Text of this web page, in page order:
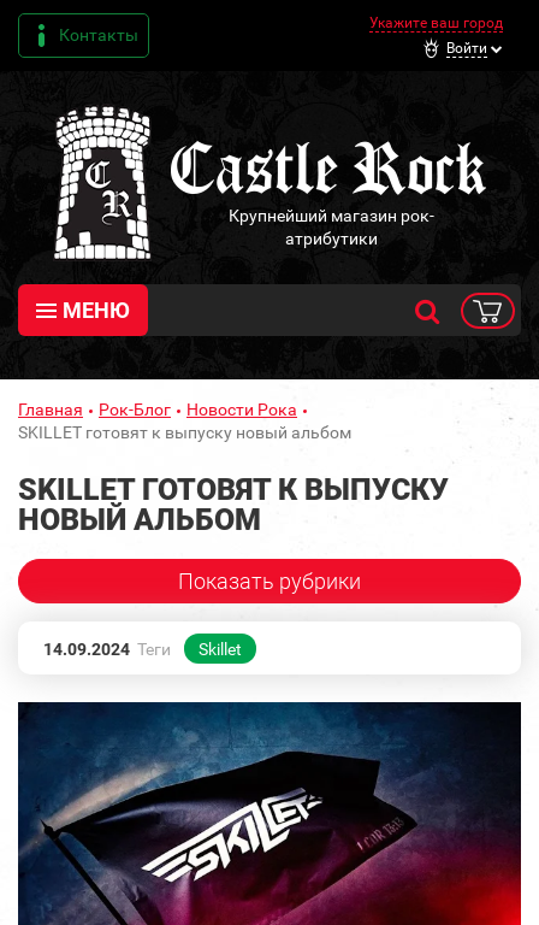
Контакты
Укажите ваш город
Войти
Крупнейший магазин рок-
атрибутики
МЕНЮ
Главная Рок-Блог
Новости Рока
SKILLET готовят к выпуску новый альбом
SKILLET ГОТОВЯТ К ВЫПУСКУ
НОВЫЙ АЛЬБОМ
Показать рубрики
14.09.2024 Теги Skillet